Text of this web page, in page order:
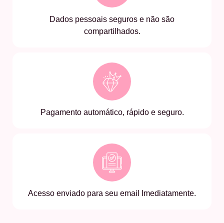
Dados pessoais seguros e não são
compartilhados.
Pagamento automático, rápido e seguro.
Acesso enviado para seu email Imediatamente.